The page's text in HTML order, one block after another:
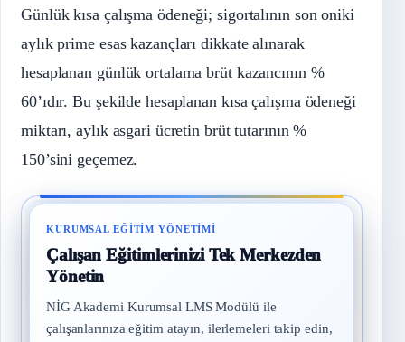
Günlük kısa çalışma ödeneği; sigortalının son oniki
aylık prime esas kazançları dikkate alınarak
hesaplanan günlük ortalama brüt kazancının %
60’ıdır. Bu şekilde hesaplanan kısa çalışma ödeneği
miktarı, aylık asgari ücretin brüt tutarının %
150’sini geçemez.
KURUMSAL EĞITIM YÖNETIMI
Çalışan Eğitimlerinizi Tek Merkezden
Yönetin
NİG Akademi Kurumsal LMS Modülü ile
çalışanlarınıza eğitim atayın, ilerlemeleri takip edin,